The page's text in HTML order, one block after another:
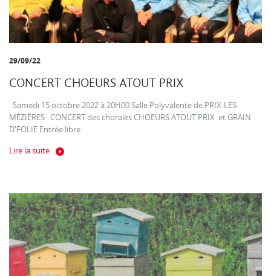
29/09/22
CONCERT CHOEURS ATOUT PRIX
Samedi 15 octobre 2022 à 20H00 Salle Polyvalente de PRIX-LES-
MÉZIÈRES CONCERT des chorales CHOEURS ATOUT PRIX et GRAIN
D'FOLIE Entrée libre
Lire la suite